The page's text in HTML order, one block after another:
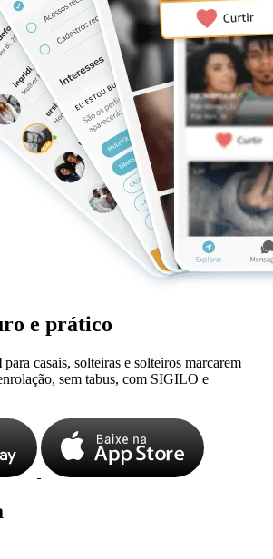
e prático
para casais, solteiras e solteiros marcarem
sem tabus, com SIGILO e